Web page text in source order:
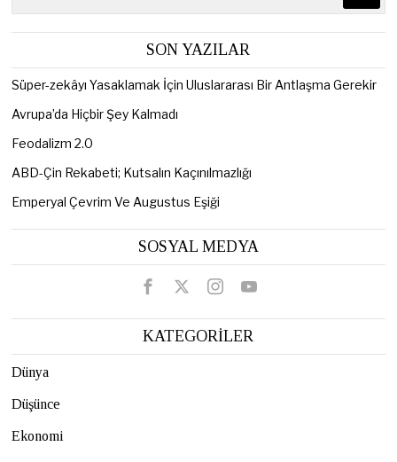
SON YAZILAR
Süper-zekâyı Yasaklamak İçin Uluslararası Bir Antlaşma Gerekir
Avrupa’da Hiçbir Şey Kalmadı
Feodalizm 2.0
ABD-Çin Rekabeti; Kutsalın Kaçınılmazlığı
Emperyal Çevrim Ve Augustus Eşiği
SOSYAL MEDYA
KATEGORİLER
Dünya
Düşünce
Ekonomi